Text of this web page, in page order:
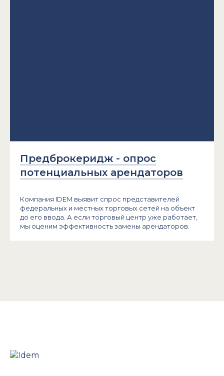
Предброкеридж - опрос
потенциальных арендаторов
Компания IDEM выявит спрос представителей
федеральных и местных торговых сетей на объект
до его ввода. А если торговый центр уже работает,
мы оценим эффективность замены арендаторов.